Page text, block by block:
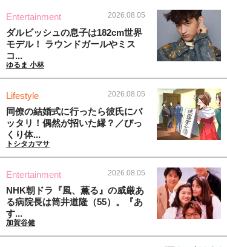
Entertainment 2026.08.05
ダルビッシュの息子は182cm世界
モデル！ ラウンドガールやミス
コ...
ゆるま 小林
Lifestyle 2026.08.05
同僚の結婚式に行ったら彼氏にバ
ッタリ！偶然が招いた縁？／びっ
くり体...
トシタカマサ
Entertainment 2026.08.05
NHK朝ドラ『風、薫る』の威厳あ
る病院長は筒井道隆（55）。『あ
す...
加賀谷健